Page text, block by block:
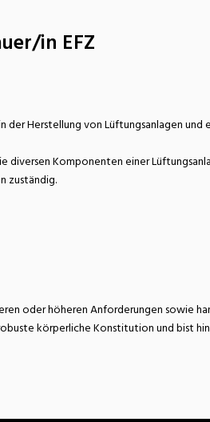
in EFZ
Herstellung von Lüftungsanlagen
diversen Komponenten einer
zuständig.
oder höheren Anforderungen sowie
körperliche Konstitution und bist